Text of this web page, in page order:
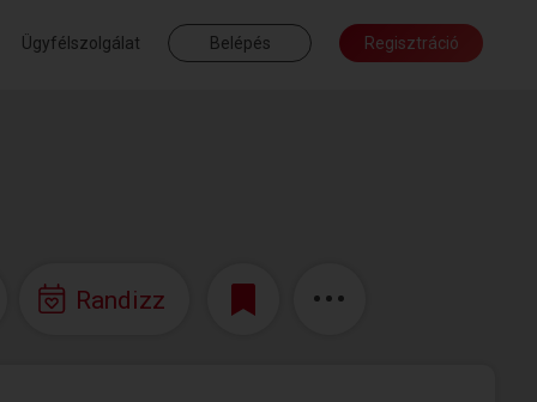
Ügyfélszolgálat Belépés Regisztráció
Randizz